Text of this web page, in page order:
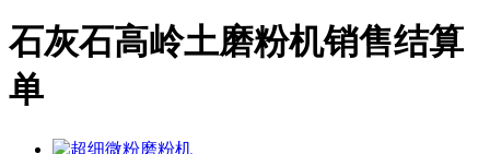
石灰石高岭土磨粉机销售结算
单